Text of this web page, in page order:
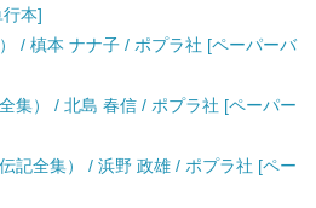
本]
/ 槙本 ナナ子 / ポプラ社 [ペーパーバ
集） / 北島 春信 / ポプラ社 [ペーパー
記全集） / 浜野 政雄 / ポプラ社 [ペー